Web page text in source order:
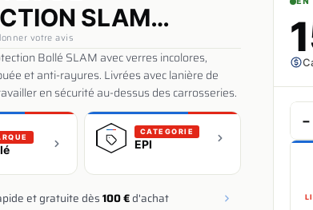
SLAM
INCOLORES -
votre avis
Bollé SLAM avec verres incolores,
et anti-rayures. Livrées avec lanière de
en sécurité au-dessus des carrosseries.
CATEGORIE
EPI
et gratuite dès100 €d'achat
−